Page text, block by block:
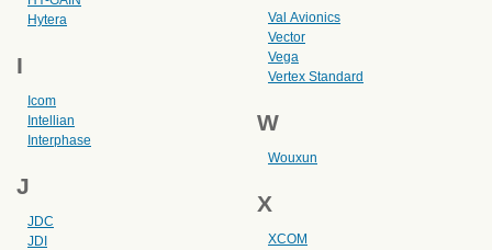
Hytera
I
Icom
Intellian
Interphase
J
JDC
JDI
Val Avionics
Vector
Vega
Vertex Standard
W
Wouxun
X
XCOM